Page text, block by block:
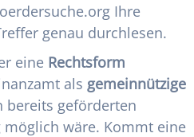
Ihre
genau durchlesen.
eine Rechtsform
als gemeinnützige
bereits geförderten
wäre. Kommt eine